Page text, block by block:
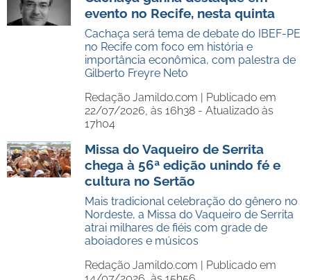
evento no Recife, nesta quinta
Cachaça será tema de debate do IBEF-PE
no Recife com foco em história e
importância econômica, com palestra de
Gilberto Freyre Neto
Redação Jamildo.com | Publicado em
22/07/2026, às 16h38 - Atualizado às
17h04
Missa do Vaqueiro de Serrita
chega à 56ª edição unindo fé e
cultura no Sertão
Mais tradicional celebração do gênero no
Nordeste, a Missa do Vaqueiro de Serrita
atrai milhares de fiéis com grade de
aboiadores e músicos
Redação Jamildo.com | Publicado em